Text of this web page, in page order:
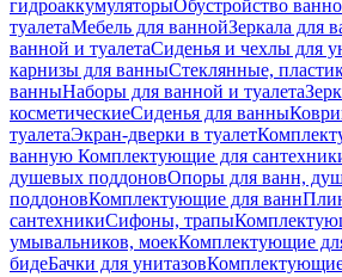
гидроаккумуляторыОбустройство
туалетаМебель для ваннойЗеркала для
ванной и туалетаСиденья и чехлы для
карнизы для ванныСтеклянные,
ванныНаборы для ванной и туалета
косметическиеСиденья для ванны
туалетаЭкран-дверки в туалет
ванную Комплектующие для
душевых поддоновОпоры для ванн,
поддоновКомплектующие для ванн
сантехникиСифоны, трапы
умывальников, моекКомплектующие
бидеБачки для унитазов